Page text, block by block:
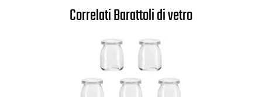
Correlati Barattoli di vetro